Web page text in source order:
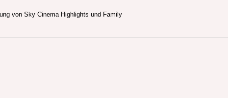
von Sky Cinema Highlights und Family